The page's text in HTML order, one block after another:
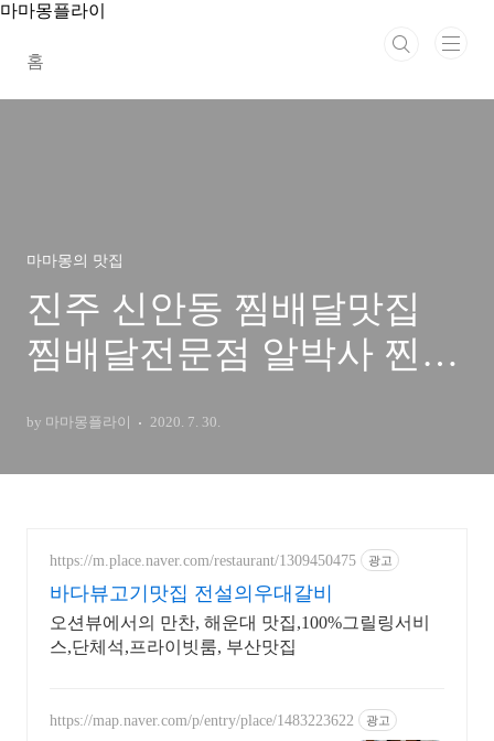
본문 바로가기
마마몽플라이
홈
마마몽의 맛집
진주 신안동 찜배달맛집
찜배달전문점 알박사 찐이
by 마마몽플라이 2020. 7. 30.
https://m.place.naver.com/restaurant/1309450475 광고
바다뷰고기맛집 전설의우대갈비
오션뷰에서의 만찬, 해운대 맛집,100%그릴링서비
스,단체석,프라이빗룸, 부산맛집
https://map.naver.com/p/entry/place/1483223622 광고